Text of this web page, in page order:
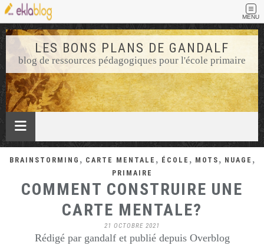
MENU
LES BONS PLANS DE GANDALF
blog de ressources pédagogiques pour l'école primaire
BRAINSTORMING , CARTE MENTALE , ÉCOLE , MOTS , NUAGE ,
PRIMAIRE
COMMENT CONSTRUIRE UNE
CARTE MENTALE?
21 OCTOBRE 2021
Rédigé par gandalf et publié depuis Overblog